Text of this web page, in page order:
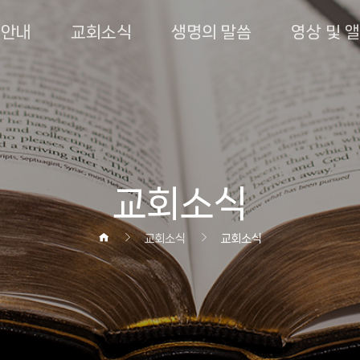
내 교회소식 생명의 말씀 영상 및
교회소식
교회소식 교회소식